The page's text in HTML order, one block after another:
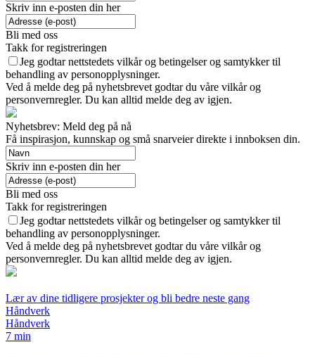
Skriv inn e-posten din her
Bli med oss
Takk for registreringen
Jeg godtar nettstedets vilkår og betingelser og samtykker til
behandling av personopplysninger.
Ved å melde deg på nyhetsbrevet godtar du våre vilkår og
personvernregler. Du kan alltid melde deg av igjen.
Nyhetsbrev: Meld deg på nå
Få inspirasjon, kunnskap og små snarveier direkte i innboksen din.
Skriv inn e-posten din her
Bli med oss
Takk for registreringen
Jeg godtar nettstedets vilkår og betingelser og samtykker til
behandling av personopplysninger.
Ved å melde deg på nyhetsbrevet godtar du våre vilkår og
personvernregler. Du kan alltid melde deg av igjen.
Lær av dine tidligere prosjekter og bli bedre neste gang
Håndverk
Håndverk
7 min